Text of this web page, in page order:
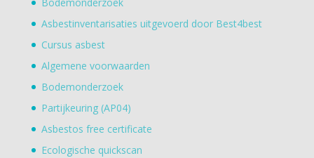
Bodemonderzoek
Asbestinventarisaties uitgevoerd door Best4best
Cursus asbest
Algemene voorwaarden
Bodemonderzoek
Partijkeuring (AP04)
Asbestos free certificate
Ecologische quickscan